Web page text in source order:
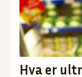
Hva er